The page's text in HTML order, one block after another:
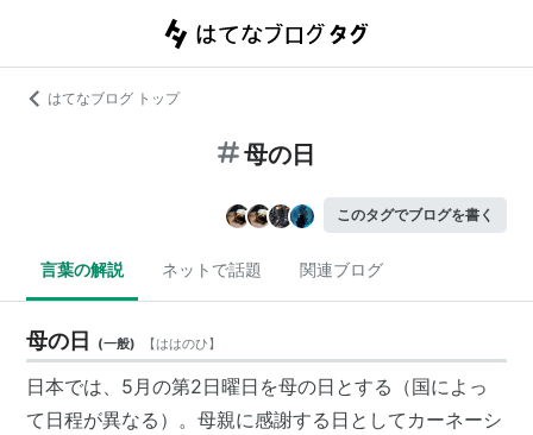
はてなブログ トップ
母の日
このタグでブログを書く
言葉の解説 ネットで話題 関連ブログ
母の日 (一般) 【ははのひ】
日本では、5月の第2日曜日を母の日とする（国によっ
て日程が異なる）。母親に感謝する日としてカーネーシ